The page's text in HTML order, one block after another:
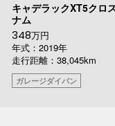
キャデラックXT5クロ
ナム
348万円
年式：2019年
走行距離：38,045km
ガレージダイバン